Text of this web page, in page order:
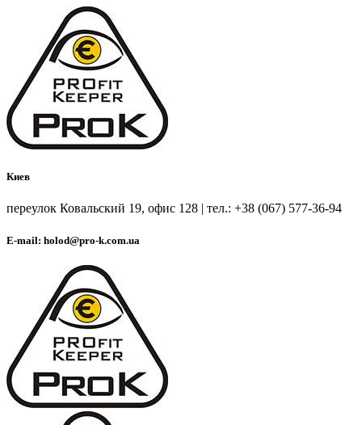
Киев
переулок Ковальский 19, офис 128 | тел.: +38 (067) 577-36-94
E-mail: holod@pro-k.com.ua